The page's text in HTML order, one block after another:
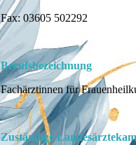
Fax: 03605 502292
Berufsbezeichnung
Fachärztinnen für
Zuständige